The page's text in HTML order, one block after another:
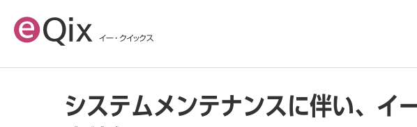
システムメンテナンスに伴い、